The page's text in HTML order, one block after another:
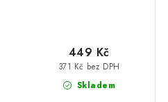
Skladem
371 Kč bez DPH
449 Kč